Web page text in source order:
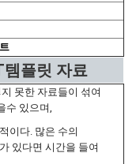
플릿 자료
못한 자료들이 섞여
수 있으며,
이다. 많은 수의
있다면 시간을 들여